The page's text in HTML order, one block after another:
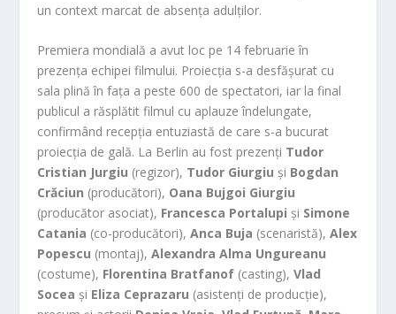
un context marcat de absența adulților.
Premiera mondială a avut loc pe 14 februarie în
prezența echipei filmului. Proiecția s-a desfășurat cu
sala plină în fața a peste 600 de spectatori, iar la final
publicul a răsplătit filmul cu aplauze îndelungate,
confirmând recepția entuziastă de care s-a bucurat
proiecția de gală. La Berlin au fost prezenți Tudor
Cristian Jurgiu (regizor), Tudor Giurgiuși Bogdan
Crăciun (producători), Oana Bujgoi Giurgiu
(producător asociat), Francesca Portalupi și Simone
Catania (co-producători),Anca Buja (scenaristă),Alex
Popescu (montaj),Alexandra Alma Ungureanu
(costume), Florentina Bratfanof (casting),Vlad
Socea și Eliza Ceprazaru (asistenți de producție),